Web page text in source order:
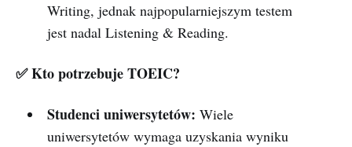
Writing, jednak najpopularniejszym testem
jest nadal Listening & Reading.
✅ Kto potrzebuje TOEIC?
Studenci uniwersytetów: Wiele
uniwersytetów wymaga uzyskania wyniku